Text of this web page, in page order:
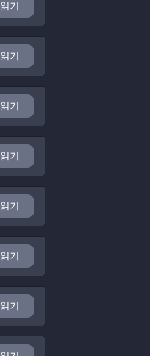
읽기
읽기
읽기
읽기
읽기
읽기
읽기